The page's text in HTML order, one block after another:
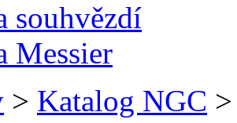
souhvězdí
Messier
> Katalog NGC >